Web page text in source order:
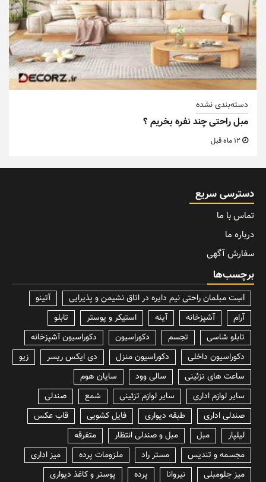
دسته‌بندی نشده
مبل راحتی چند نفره بخریم ؟
دسترسی سریع
تماس با ما
درباره ما
سفارش آگهی
برچسب‌ها
lسِت مبلمان راحتی نیم دایره در اتاق نشیمن و پذیرایی
آتینو
آرام
آشپزخانه آینه استیکر و پوستر
تابلو
تابلو شاسی
تجسم دکوراسیون
دکوراسیون آشپزخانه
دکوراسیون داخلی
دکوراسیون منزل دی ایکس ریسر
زیو
ساعت های تزئینی
سالی وود
سایان هوم
سایر لوازم اداری
سایر لوازم تزئینی شمع
صندلی
صندلی اداری
طبقه دیواری فایل کشویی
قاب عکس
لیلپار
مبل مبل و صندلی انتظار
متفرقه
مجسمه و تندیس
مستر راد ملزومات پرده
میز اداری
میز جلومبلی
نیروانا پرده
پوستر و کاغذ دیواری